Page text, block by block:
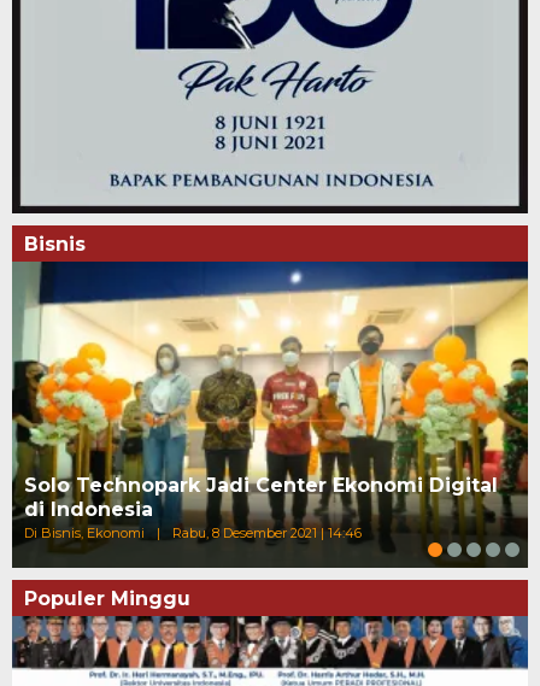
Bisnis
Solo Technopark Jadi Center Ekonomi Digital
di Indonesia
Di Bisnis, Ekonomi | Rabu, 8 Desember 2021 | 14:46
Populer Minggu